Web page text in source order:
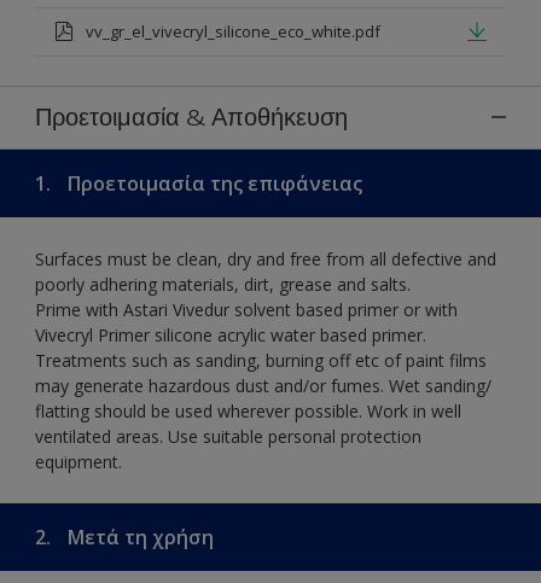
vv_gr_el_vivecryl_silicone_eco_white.pdf
Προετοιμασία & Αποθήκευση
1. Προετοιμασία της επιφάνειας
Surfaces must be clean, dry and free from all defective and
poorly adhering materials, dirt, grease and salts.
Prime with Astari Vivedur solvent based primer or with
Vivecryl Primer silicone acrylic water based primer.
Treatments such as sanding, burning off etc of paint films
may generate hazardous dust and/or fumes. Wet sanding/
flatting should be used wherever possible. Work in well
ventilated areas. Use suitable personal protection
equipment.
2. Μετά τη χρήση